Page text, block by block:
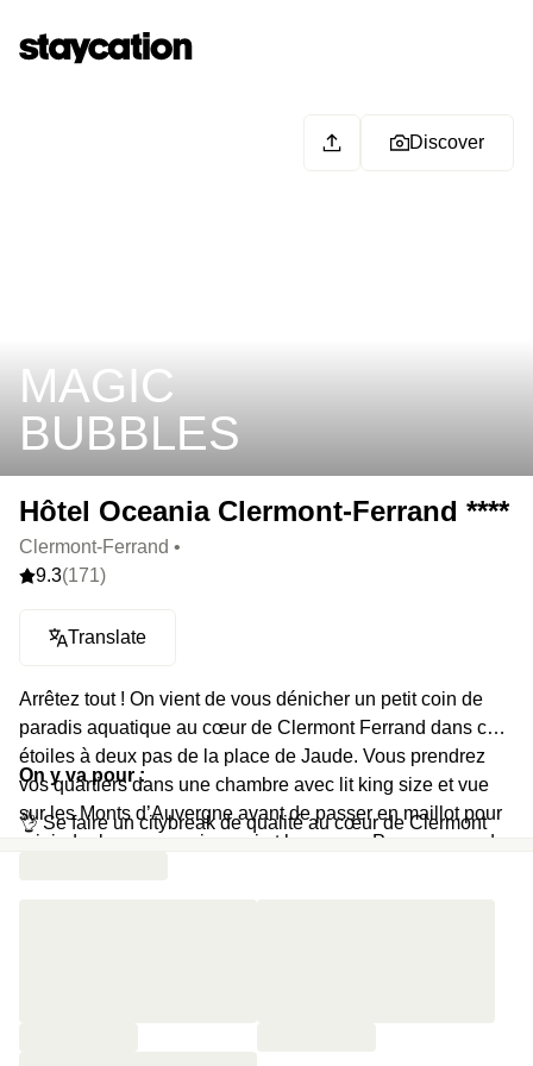
MAGIC
BUBBLES
Discover
Hôtel Oceania Clermont-Ferrand ****
Clermont-Ferrand •
9.3(171)
Translate
Arrêtez tout ! On vient de vous dénicher un petit coin de
paradis aquatique au cœur de Clermont Ferrand dans ce 4
étoiles à deux pas de la place de Jaude. Vous prendrez
vos quartiers dans une chambre avec lit king size et vue
sur les Monts d’Auvergne avant de passer en maillot pour
rejoindre le spa avec jacuzzi et hammam. Pensez quand
On y va pour :
👌 Se faire un citybreak de qualité au cœur de Clermont